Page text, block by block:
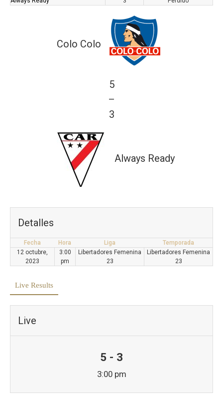
Colo Colo
5
—
3
Always Ready
Detalles
Fecha Hora Liga
Temporada
12 octubre,
2023
3:00
pm
Libertadores Femenina
23
Libertadores Femenina
23
Live Results
Live
5 - 3
3:00 pm